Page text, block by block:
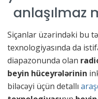
anlaşılmaz
Siçanlar üzərindəki bu
texnologiyasında da
diapazonunda olan
beyin hüceyrələrinin
biləcəyi üçün detallı